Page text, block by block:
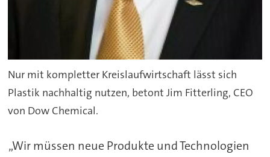
Nur mit kompletter Kreislaufwirtschaft lässt sich
Plastik nachhaltig nutzen, betont Jim Fitterling, CEO
von Dow Chemical.
„Wir müssen neue Produkte und Technologien